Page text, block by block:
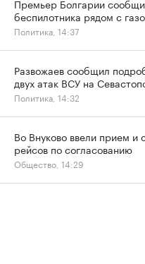
Премьер Болгарии
беспилотника рядом с
Политика, 14:37
Развожаев сообщил
двух атак ВСУ на
Политика, 14:32
Во Внуково ввели прием и
рейсов по согласованию
Общество, 14:29